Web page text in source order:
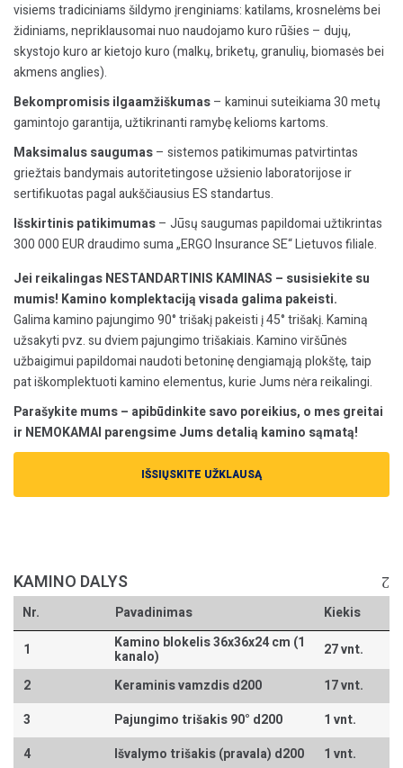
visiems tradiciniams šildymo įrenginiams: katilams, krosnelėms bei
židiniams, nepriklausomai nuo naudojamo kuro rūšies – dujų,
skystojo kuro ar kietojo kuro (malkų, briketų, granulių, biomasės bei
akmens anglies).
Bekompromisis ilgaamžiškumas– kaminui suteikiama 30 metų
gamintojo garantija, užtikrinanti ramybę kelioms kartoms.
Maksimalus saugumas– sistemos patikimumas patvirtintas
griežtais bandymais autoritetingose užsienio laboratorijose ir
sertifikuotas pagal aukščiausius ES standartus.
Išskirtinis patikimumas– Jūsų saugumas papildomai užtikrintas
300 000 EUR draudimo suma „ERGO Insurance SE“ Lietuvos filiale.
Jei reikalingas NESTANDARTINIS KAMINAS – susisiekite su
mumis! Kamino komplektaciją visada galima pakeisti.
Galima kamino pajungimo 90° trišakį pakeisti į 45° trišakį. Kaminą
užsakyti pvz. su dviem pajungimo trišakiais. Kamino viršūnės
užbaigimui papildomai naudoti betoninę dengiamąją plokštę, taip
pat iškomplektuoti kamino elementus, kurie Jums nėra reikalingi.
Parašykite mums – apibūdinkite savo poreikius, o mes greitai
ir NEMOKAMAI parengsime Jums detalią kamino sąmatą!
IŠSIŲSKITE UŽKLAUSĄ
KAMINO DALYS
Nr. Pavadinimas
Kiekis
1
Kamino blokelis 36x36x24 cm (1
kanalo)
27 vnt.
2
Keraminis vamzdis d200
17 vnt.
3
Pajungimo trišakis 90° d200
1 vnt.
4
Išvalymo trišakis (pravala) d200
1 vnt.